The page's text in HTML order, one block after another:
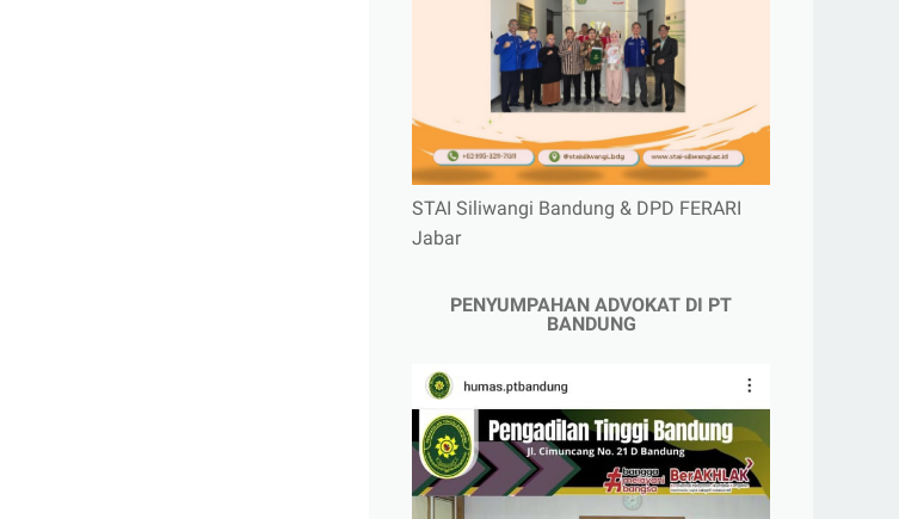
STAI Siliwangi Bandung & DPD FERARI
Jabar
PENYUMPAHAN ADVOKAT DI PT
BANDUNG